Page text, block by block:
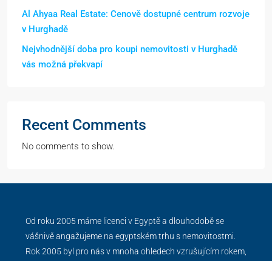
Al Ahyaa Real Estate: Cenově dostupné centrum rozvoje
v Hurghadě
Nejvhodnější doba pro koupi nemovitosti v Hurghadě
vás možná překvapí
Recent Comments
No comments to show.
Od roku 2005 máme licenci v Egyptě a dlouhodobě se
vášnivě angažujeme na egyptském trhu s nemovitostmi.
Rok 2005 byl pro nás v mnoha ohledech vzrušujícím rokem,